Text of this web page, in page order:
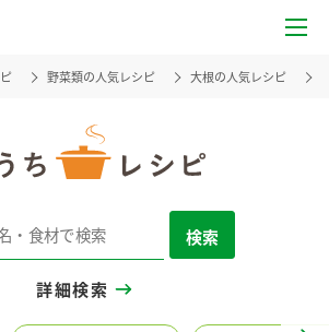
野菜類の人気レシピ 大根の人気レシピ
検索
詳細検索